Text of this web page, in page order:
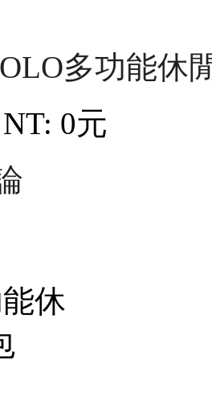
多功能休
NT: 0元